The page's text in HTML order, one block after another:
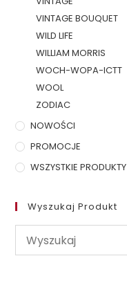
VINTAGE BOUQUET
WILD LIFE
WILLIAM MORRIS
WOCH-WOPA-ICTT
WOOL
ZODIAC
NOWOŚCI
PROMOCJE
WSZYSTKIE PRODUKTY
Wyszukaj Produkt